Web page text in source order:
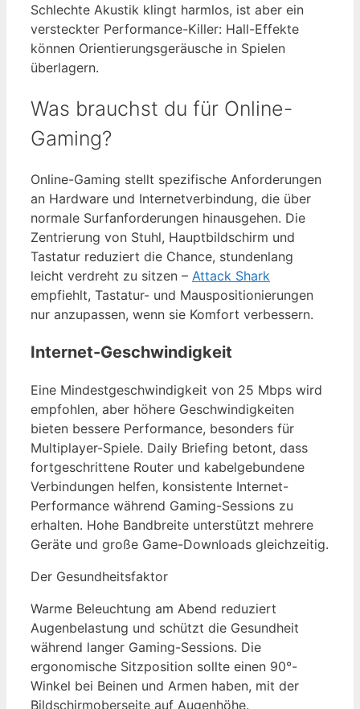
Schlechte Akustik klingt harmlos, ist aber ein
versteckter Performance-Killer: Hall-Effekte
können Orientierungsgeräusche in Spielen
überlagern.
Was brauchst du für Online-
Gaming?
Online-Gaming stellt spezifische Anforderungen
an Hardware und Internetverbindung, die über
normale Surfanforderungen hinausgehen. Die
Zentrierung von Stuhl, Hauptbildschirm und
Tastatur reduziert die Chance, stundenlang
leicht verdreht zu sitzen – Attack Shark
empfiehlt, Tastatur- und Mauspositionierungen
nur anzupassen, wenn sie Komfort verbessern.
Internet-Geschwindigkeit
Eine Mindestgeschwindigkeit von 25 Mbps wird
empfohlen, aber höhere Geschwindigkeiten
bieten bessere Performance, besonders für
Multiplayer-Spiele. Daily Briefing betont, dass
fortgeschrittene Router und kabelgebundene
Verbindungen helfen, konsistente Internet-
Performance während Gaming-Sessions zu
erhalten. Hohe Bandbreite unterstützt mehrere
Geräte und große Game-Downloads gleichzeitig.
Der Gesundheitsfaktor
Warme Beleuchtung am Abend reduziert
Augenbelastung und schützt die Gesundheit
während langer Gaming-Sessions. Die
ergonomische Sitzposition sollte einen 90°-
Winkel bei Beinen und Armen haben, mit der
Bildschirmoberseite auf Augenhöhe.